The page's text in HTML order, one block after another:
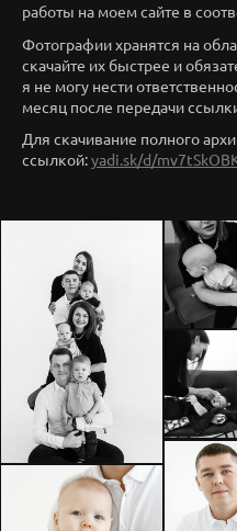
работы на моем сайте в
Фотографии хранятся на
скачайте их быстрее и
я не могу нести
месяц после передачи
Для скачивание полного
ссылкой:yadi.sk/d/